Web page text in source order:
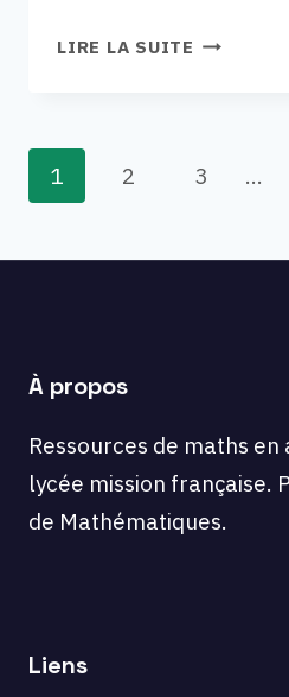
LIRE LA SUITE VIDÉO
page
1 2 3 …
À propos
Ressources de maths
lycée mission française.
de Mathématiques.
Liens